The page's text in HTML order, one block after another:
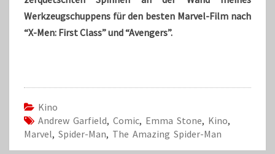
Werkzeugschuppens für den besten Marvel-Film nach
“X-Men: First Class” und “Avengers”.
Kino
Andrew Garfield, Comic, Emma Stone, Kino,
Marvel, Spider-Man, The Amazing Spider-Man